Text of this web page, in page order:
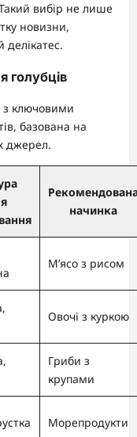
вибір не лише
новизни,
голубців
з ключовими
базована на
джерел.
начинка
М’ясо з рисом
Овочі з куркою
Гриби з
крупами
Морепродукти